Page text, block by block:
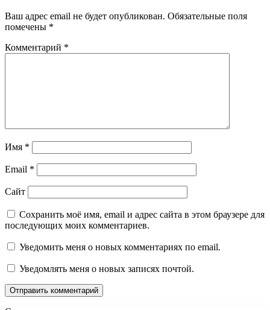
Ваш адрес email не будет опубликован. Обязательные поля
помечены *
Комментарий *
Имя *
Email *
Сайт
Сохранить моё имя, email и адрес сайта в этом браузере для
последующих моих комментариев.
Уведомить меня о новых комментариях по email.
Уведомлять меня о новых записях почтой.